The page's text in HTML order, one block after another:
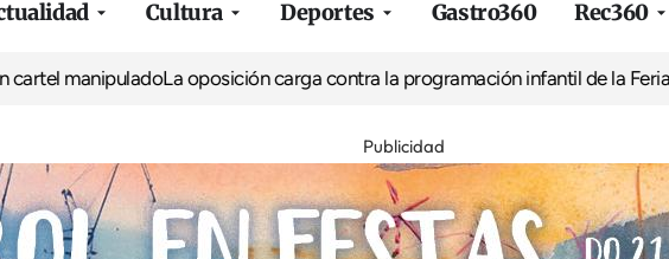
Cultura Deportes Gastro360 Rec360
La oposición carga contra la programación infantil de la Feria de la
Publicidad